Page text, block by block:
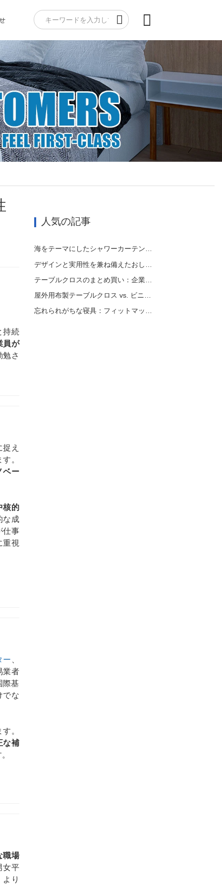
持続
員が
勉さ
え
。
ベー
核的
な成
仕事
重視
ー
業者
際基
でな
。
な補
職場
女平
り
人気の記事
海をテーマにしたシャワーカーテンのアイデアで室内に海を演出
テーブルクロスのまとめ買い：企業向け費用対効果の高いガイド
忘れられがちな寝具：フィットマットレスカバー